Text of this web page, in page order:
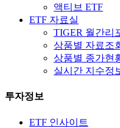
액티브 ETF
ETF 자료실
TIGER 월간리
상품별 자료조
상품별 종가현
실시간 지수정
투자정보
ETF 인사이트